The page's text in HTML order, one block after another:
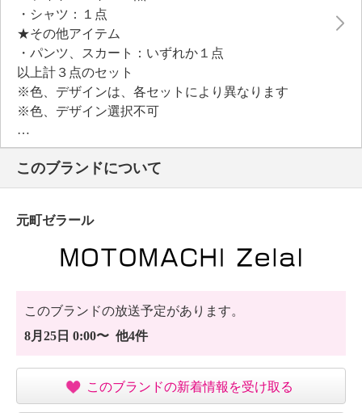
・シャツ：１点
★その他アイテム
・パンツ、スカート：いずれか１点
以上計３点のセット
※色、デザインは、各セットにより異なります
※色、デザイン選択不可
＜ライトコート＞
【詳細】
・開きの場所：前中心
・裏地：なし
・裾スリット：なし
・ポケット：外側（前）２個
・麻１００％
・手洗い：可
・タンブル乾燥：不可
・自然乾燥：日陰の吊り干し
このブランドについて
元町ゼラール
このブランドの放送予定があります。
8月25日 0:00〜 他4件
このブランドの新着情報を受け取る